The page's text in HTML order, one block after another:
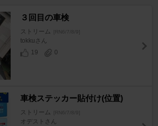
３回目の車検
ストリーム [RN6/7/8/9]
tokkuさん
19
0
車検ステッカー貼付け(位置)
ストリーム [RN6/7/8/9]
オデストさん